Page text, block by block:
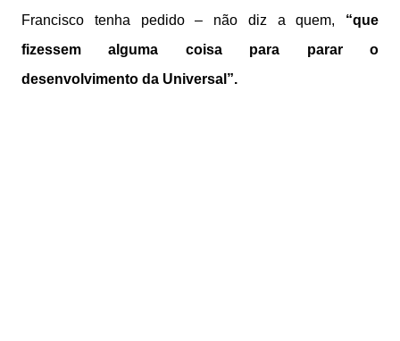
Francisco tenha pedido – não diz a quem, “que
fizessem alguma coisa para parar o
desenvolvimento da Universal”.